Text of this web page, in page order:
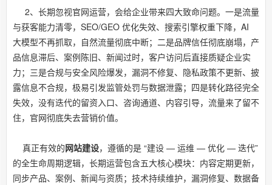
2、长期忽视官网运营，会给企业带来四大致命问题。一是流量
与获客能力清零，SEO/GEO 优化失效、搜索引擎权重下降，AI
大模型不再抓取，自然流量彻底中断；二是品牌信任彻底崩塌，产
品信息滞后、案例陈旧、新闻过时，客户访问后直接质疑企业实
力；三是合规与安全风险爆发，漏洞不修复、隐私政策不更新、披
露信息不合规，极易引发监管处罚与数据泄露；四是转化路径完全
失效，没有迭代的留资入口、咨询通道、内容引导，流量来了留不
住，官网彻底失去营销价值。
真正有效的网站建设，遵循的是 “建设 — 运维 — 优化 — 迭代”
的全生命周期逻辑，长期运营包含五大核心模块：内容定期更新，
同步产品、案例、新闻与资质；技术持续维护，漏洞修复、数据备